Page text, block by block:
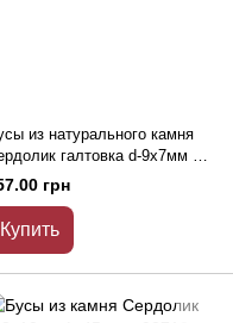
из натурального камня
галтовка d-9х7мм L-
грн
Купить